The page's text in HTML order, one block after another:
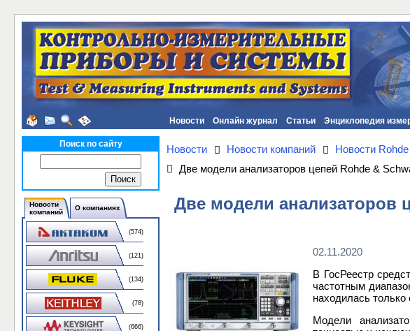
Новости Онлайн журнал Статьи Энциклопедия
Поиск по сайту
Новости
компаний
О компаниях
(574)
(121)
(134)
(78)
(666)
Новости Новости компаний
Новости
Две модели анализаторов цепей Rohde &
Две модели анализаторов
02.11.2020
В ГосРеестр
частотным
находилась
Модели